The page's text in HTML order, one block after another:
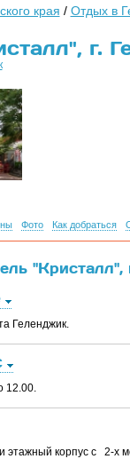
края / Отдых в
г.
Фото Как добраться
"Кристалл",
Геленджик.
12.00.
этажный корпус с 2-х